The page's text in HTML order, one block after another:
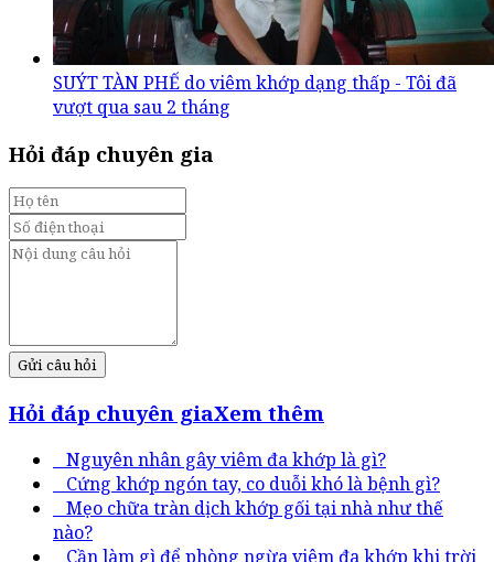
SUÝT TÀN PHẾ do viêm khớp dạng thấp - Tôi đã
vượt qua sau 2 tháng
Hỏi đáp chuyên gia
Gửi câu hỏi
Hỏi đáp chuyên giaXem thêm
Nguyên nhân gây viêm đa khớp là gì?
Cứng khớp ngón tay, co duỗi khó là bệnh gì?
Mẹo chữa tràn dịch khớp gối tại nhà như thế
nào?
Cần làm gì để phòng ngừa viêm đa khớp khi trời